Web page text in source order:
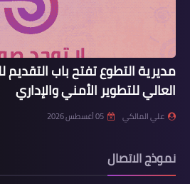
العالي للتطوير الأمني والإداري
علي المالكي 05 أغسطس 2026
نموذج الاتصال